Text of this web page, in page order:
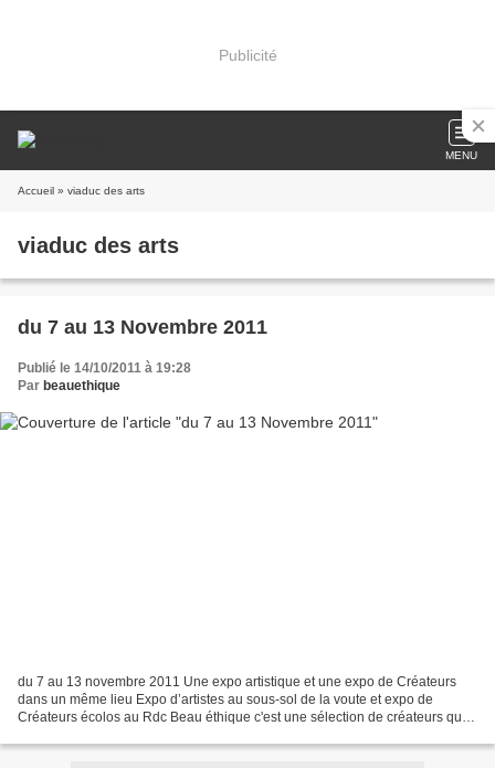
Publicité
MENU
Accueil » viaduc des arts
viaduc des arts
du 7 au 13 Novembre 2011
Publié le 14/10/2011 à 19:28
Par beauethique
du 7 au 13 novembre 2011 Une expo artistique et une expo de Créateurs
dans un même lieu Expo d’artistes au sous-sol de la voute et expo de
Créateurs écolos au Rdc Beau éthique c'est une sélection de créateurs qui